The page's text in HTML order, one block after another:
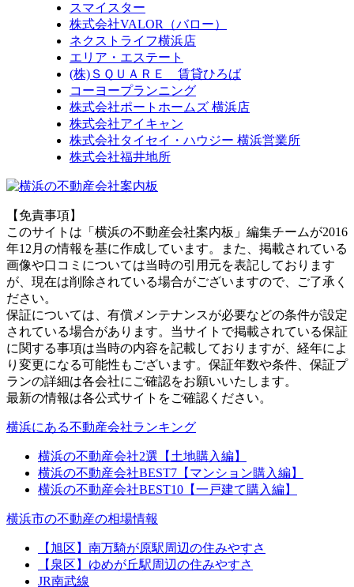
スマイスター
株式会社VALOR（バロー）
ネクストライフ横浜店
エリア・エステート
(株)ＳＱＵＡＲＥ 賃貸ひろば
コーヨープランニング
株式会社ポートホームズ 横浜店
株式会社アイキャン
株式会社タイセイ・ハウジー 横浜営業所
株式会社福井地所
【免責事項】
このサイトは「横浜の不動産会社案内板」編集チームが2016
年12月の情報を基に作成しています。また、掲載されている
画像や口コミについては当時の引用元を表記しております
が、現在は削除されている場合がございますので、ご了承く
ださい。
保証については、有償メンテナンスが必要などの条件が設定
されている場合があります。当サイトで掲載されている保証
に関する事項は当時の内容を記載しておりますが、経年によ
り変更になる可能性もございます。保証年数や条件、保証プ
ランの詳細は各会社にご確認をお願いいたします。
最新の情報は各公式サイトをご確認ください。
横浜にある不動産会社ランキング
横浜の不動産会社2選【土地購入編】
横浜の不動産会社BEST7【マンション購入編】
横浜の不動産会社BEST10【一戸建て購入編】
横浜市の不動産の相場情報
【旭区】南万騎が原駅周辺の住みやすさ
【泉区】ゆめが丘駅周辺の住みやすさ
JR南武線